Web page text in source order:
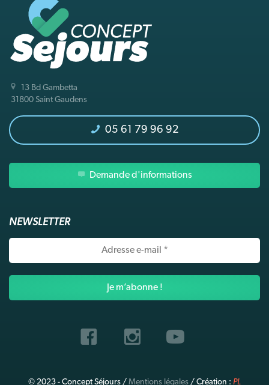
13 Bd Gambetta
31800 Saint Gaudens
05 61 79 96 92
Demande d'informations
NEWSLETTER
© 2023 - Concept Séjours / Mentions légales / Création : PL